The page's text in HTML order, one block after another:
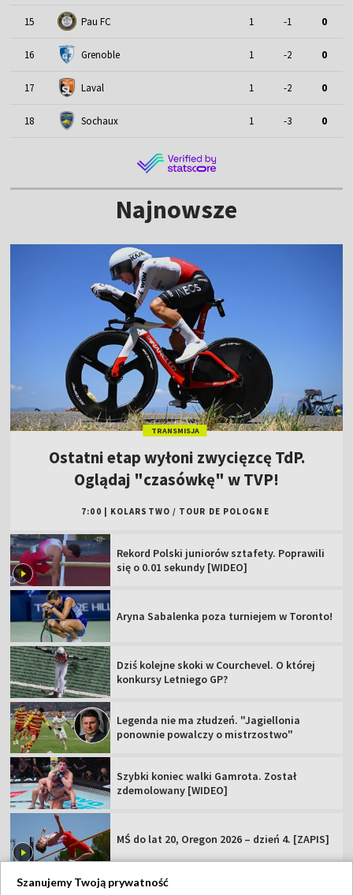
15 Pau FC 1 -1 0
16 Grenoble 1 -2 0
17 Laval 1 -2 0
18 Sochaux 1 -3 0
Najnowsze
TRANSMISJA
Ostatni etap wyłoni zwycięzcę TdP.
Oglądaj "czasówkę" w TVP!
7:00 KOLARSTWO / TOUR DE POLOGNE
Rekord Polski juniorów sztafety. Poprawili
się o 0.01 sekundy [WIDEO]
Aryna Sabalenka poza turniejem w Toronto!
Dziś kolejne skoki w Courchevel. O której
konkursy Letniego GP?
Legenda nie ma złudzeń. "Jagiellonia
ponownie powalczy o mistrzostwo"
Szybki koniec walki Gamrota. Został
zdemolowany [WIDEO]
MŚ do lat 20, Oregon 2026 – dzień 4. [ZAPIS]
Szanujemy Twoją prywatność